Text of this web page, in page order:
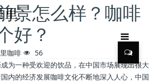
景怎么样？咖啡
好？
咖啡 56
为一种受欢迎的饮品，在中国市场展现出很大
内的经济发展咖啡文化不断地深入人心，中国